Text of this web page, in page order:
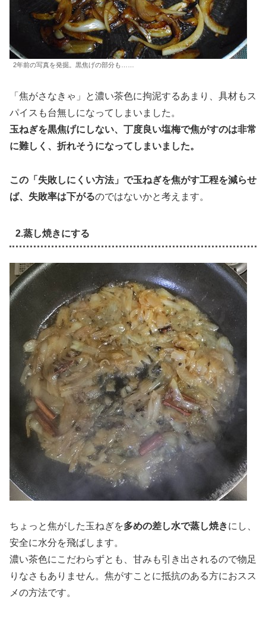
2年前の写真を発掘。黒焦げの部分も……
「焦がさなきゃ」と濃い茶色に拘泥するあまり、具材もス
パイスも台無しになってしまいました。
玉ねぎを黒焦げにしない、丁度良い塩梅で焦がすのは非常
に難しく、折れそうになってしまいました。
この「失敗しにくい方法」で玉ねぎを焦がす工程を減らせ
ば、失敗率は下がるのではないかと考えます。
2.蒸し焼きにする
ちょっと焦がした玉ねぎを多めの差し水で蒸し焼きにし、
安全に水分を飛ばします。
濃い茶色にこだわらずとも、甘みも引き出されるので物足
りなさもありません。焦がすことに抵抗のある方におスス
メの方法です。